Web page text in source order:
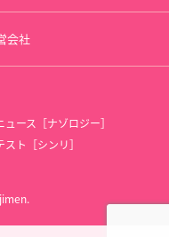
会社
ュース［ナゾロジー］
スト［シンリ］